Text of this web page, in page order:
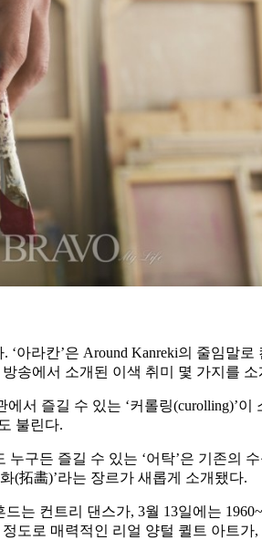
아라칸’은 Around Kanreki의 줄임말
송에서 소개된 이색 취미 몇 가지를
서 즐길 수 있는 ‘커롤링(curolling)’
불린다.
구든 즐길 수 있는 ‘어탁’은 기존의
(拓畵)’라는 장르가 새롭게 소개됐다.
는 컨트리 댄스가, 3월 13일에는
도로 매력적인 리얼 양털 퀼트 아트